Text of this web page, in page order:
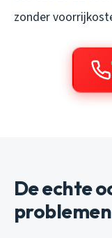
zonder
De echte
problemen